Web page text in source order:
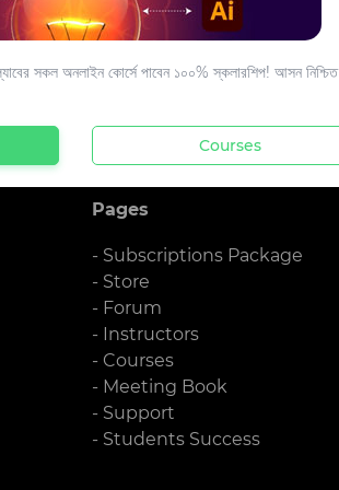
Pages
- Subscriptions Package
- Store
- Forum
- Instructors
- Courses
- Meeting Book
- Support
- Students Success
সকল অনলাইন কোর্সে পাবেন ১০০% স্কলারশিপ! আসন নিশ্চিত
Courses